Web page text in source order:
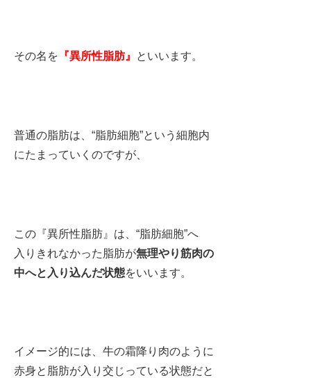
その名を 『異所性脂肪』 といいます。
普通の脂肪は、“脂肪細胞”という細胞内
にたまっていくのですが、
この『異所性脂肪』は、“脂肪細胞”へ
入りきれなかった脂肪が無理やり筋肉の
中へと入り込んだ状態をいいます。
イメージ的には、牛の霜降り肉のように
赤身と脂肪が入り交じっている状態だと